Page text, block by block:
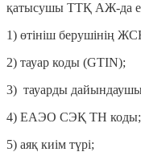
қатысушы ТТҚ АЖ-да ең
1) өтініш берушінің
2) тауар коды (GTIN);
3) тауарды дайындаушы
4) ЕАЭО СЭҚ ТН коды;
5) аяқ киім түрі;